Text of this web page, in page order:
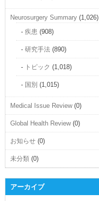
Neurosurgery Summary (1,026)
疾患 (908)
研究手法 (890)
トピック (1,018)
国別 (1,015)
Medical Issue Review(0)
Global Health Review(0)
お知らせ (0)
未分類 (0)
アーカイブ